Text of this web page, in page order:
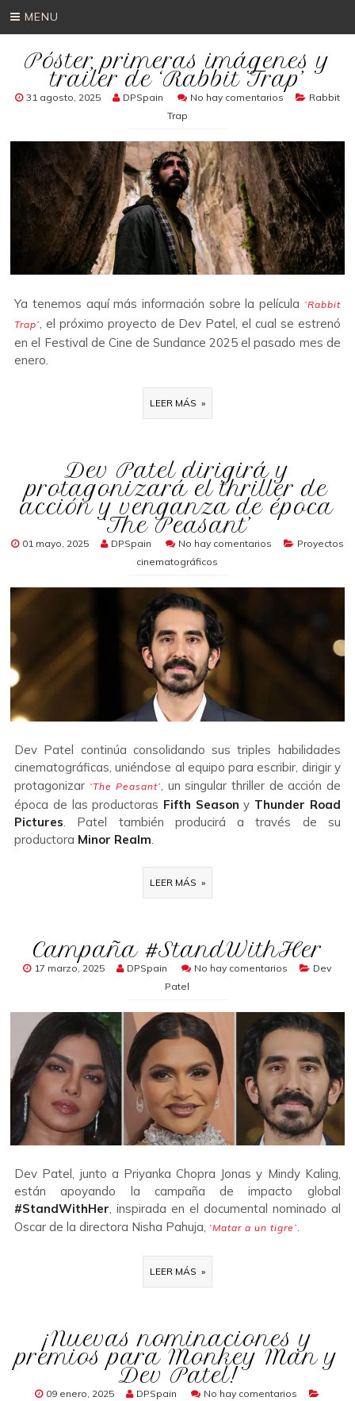
MENU
Póster, primeras imágenes y
trailer de ‘Rabbit Trap’
31 agosto, 2025 DPSpain No hay comentarios
Rabbit
Trap
Ya tenemos aquí más información sobre la película ‘Rabbit
Trap’, el próximo proyecto de Dev Patel, el cual se estrenó
en el Festival de Cine de Sundance 2025 el pasado mes de
enero.
LEER MÁS »
Dev Patel dirigirá y
protagonizará el thriller de
acción y venganza de época
‘The Peasant’
01 mayo, 2025 DPSpain No hay comentarios
Proyectos
cinematográficos
Dev Patel continúa consolidando sus triples habilidades
cinematográficas, uniéndose al equipo para escribir, dirigir y
protagonizar ‘The Peasant’, un singular thriller de acción de
época de las productoras Fifth Season y Thunder Road
Pictures.
Patel también producirá a través de su
productora Minor Realm.
LEER MÁS »
Campaña #StandWithHer
17 marzo, 2025 DPSpain No hay comentarios
Dev
Patel
Dev Patel, junto a Priyanka Chopra Jonas y Mindy Kaling,
están apoyando la campaña de impacto global
#StandWithHer, inspirada en el documental nominado al
Oscar de la directora Nisha Pahuja, ‘Matar a un tigre’.
LEER MÁS »
¡Nuevas nominaciones y
premios para Monkey Man y
Dev Patel!
09 enero, 2025 DPSpain
No hay comentarios